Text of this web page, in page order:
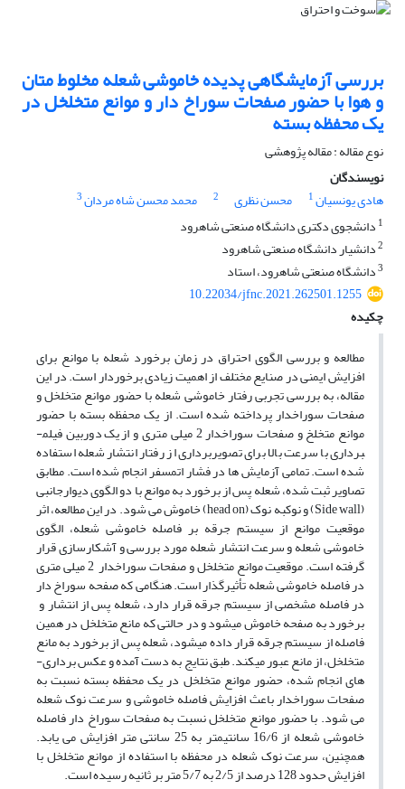
بررسی آزمایشگاهی پدیده خاموشی شعله مخلوط متان
و هوا با حضور صفحات سوراخ دار و موانع متخلخل در
یک محفظه بسته
نوع مقاله : مقاله پژوهشی
نویسندگان
هادی یونسیان1 محسن نظری 2 محمد محسن شاه مردان3
1 دانشجوی دکتری دانشگاه صنعتی شاهرود
2دانشیار دانشگاه صنعتی شاهرود
3دانشگاه صنعتی شاهرود، استاد
10.22034/jfnc.2021.262501.1255
چکیده
مطالعه و بررسی الگوی احتراق در زمان برخورد شعله با موانع برای
افزایش ایمنی در صنایع مختلف از اهمیت زیادی برخوردار است. در این
مقاله، به بررسی تجربی رفتار خاموشی شعله با حضور موانع متخلخل و
صفحات سوراخ­دار پرداخته شده است. از یک محفظه بسته با حضور
موانع متخلخ و صفحات سوراخ­دار 2 میلی­ متری و از یک دوربین فیلم­
برداری با سرعت بالا برای تصویربرداری از رفتار انتشار شعله استفاده
شده است. تمامی آزمایش­ ها در فشار اتمسفر انجام شده است. مطابق
تصاویر ثبت ­شده، شعله پس از برخورد به موانع با دو الگوی دیوارجانبی
(Side wall) و نوک­به­ نوک (head on) خاموش می ­شود. در این مطالعه، اثر
موقعیت موانع از سیستم جرقه بر فاصله خاموشی شعله، الگوی
خاموشی شعله و سرعت انتشار شعله مورد بررسی و آشکارسازی قرار
گرفته است. موقعیت موانع متخلخل و صفحات سوراخ­دار 2 میلی­ متری
در فاصله خاموشی شعله تأثیرگذار است. هنگامی که صفحه سوراخ ­دار
در فاصله مشخصی از سیستم جرقه قرار دارد، شعله پس از انتشار و
برخورد به صفحه خاموش می­شود و در حالتی که مانع متخلخل در همین
فاصله از سیستم جرقه قرار داده می­شود، شعله پس از برخورد به مانع
متخلخل، از مانع عبور می­کند. طبق نتایج به ­دست ­آمده و عکس ­برداری­
های انجام­ شده، حضور موانع متخلخل در یک محفظه بسته نسبت به
صفحات سوراخ­دار باعث افزایش فاصله خاموشی و سرعت نوک شعله
می ­شود. با حضور موانع متخلخل نسبت به صفحات سوراخ ­دار فاصله
خاموشی شعله از 16/6 سانتی­متر به 25 سانتی ­متر افزایش می ­یابد.
همچنین، سرعت نوک شعله در محفظه با استفاده از موانع متخلخل با
افزایش حدود 128 درصد از 2/5 به 5/7 متر بر ثانیه رسیده است.